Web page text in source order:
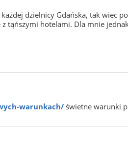
dzielnicy Gdańska, tak wiec
tąńszymi hotelami. Dla mnie
warunkach/świetne warunki